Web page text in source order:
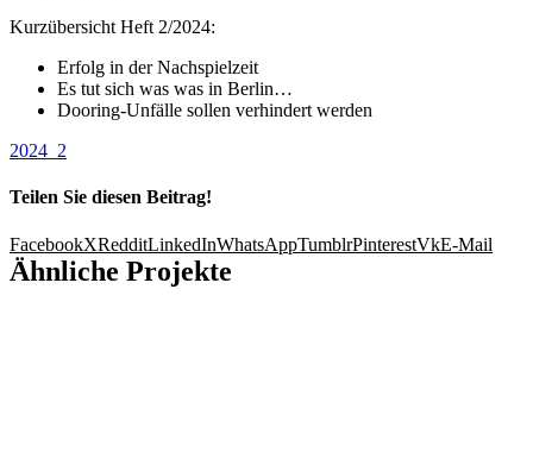
Kurzübersicht Heft 2/2024:
Erfolg in der Nachspielzeit
Es tut sich was was in Berlin…
Dooring-Unfälle sollen verhindert werden
2024_2
Teilen Sie diesen Beitrag!
FacebookXRedditLinkedInWhatsAppTumblrPinterestVkE-Mail
Ähnliche Projekte